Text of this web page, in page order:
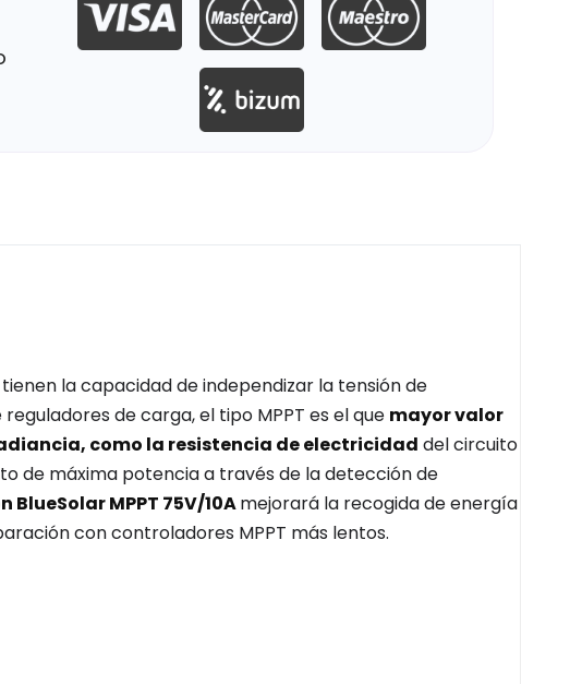
tienen la capacidad de independizar la tensión de
de carga, el tipo MPPT es el que mayor valor
como la resistencia de electricidad del circuito
de máxima potencia a través de la detección de
MPPT 75V/10Amejorará la recogida de energía
con controladores MPPT más lentos.